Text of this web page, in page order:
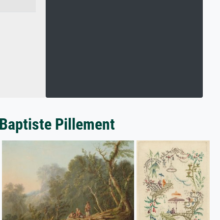
Pillement